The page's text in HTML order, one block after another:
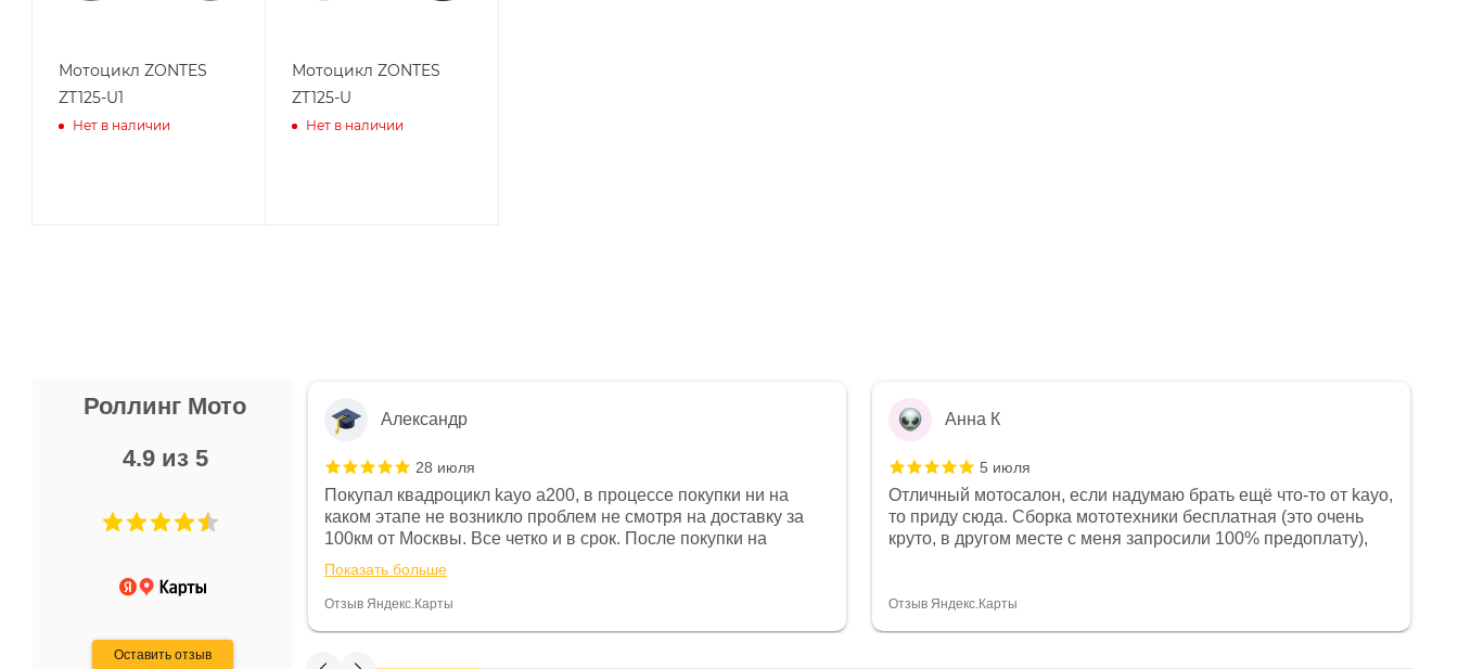
Мотоцикл ZONTES
ZT125-U1
Нет в наличии
Мотоцикл ZONTES
ZT125-U
Нет в наличии
Роллинг Мото
4.9 из 5
Оставить отзыв
Не понравились условия
и дают только на год)
Александр
28 июля
Покупал квадроцикл kayo a200, в процессе покупки ни на
каком этапе не возникло проблем не смотря на доставку за
100км от Москвы. Все четко и в срок. После покупки на
спидометре всегда был 0, при этом представители магазина
постоянно были на связи и в итоге проблема была решена.
Считаю, что это говорит о небезразличии к клиенту после
Показать больше
Отзыв Яндекс.Карты
Анна К
5 июля
Отличный мотосалон, если надумаю брать ещё что-то от kayo,
то приду сюда. Сборка мототехники бесплатная (это очень
круто, в другом месте с меня запросили 100% предоплату),
спасибо отдельное, всегда на связи, очень детально всё
Отзыв Яндекс.Карты